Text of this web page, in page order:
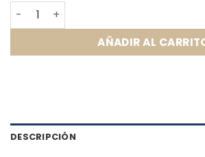
Estambre cantidad
AÑADIR AL
DESCRIPCIÓN